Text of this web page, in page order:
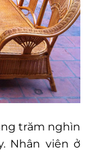
trăm nghìn
Nhân viên ở